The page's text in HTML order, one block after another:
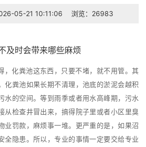
05-21 10:11:06 浏览：26983
及时会带来哪些麻烦
，化粪池这东西，只要不堵，就不用管。其
化粪池如果长期不清理，池底的淤泥会越积
水的空间。等到雨季或者用水高峰期，污水
从检查井冒出来，搞得院子里或者小区里臭
业罚款，麻烦事一堆。更严重的是，如果沼
全隐患。所以，专业的事情一定要交给专业